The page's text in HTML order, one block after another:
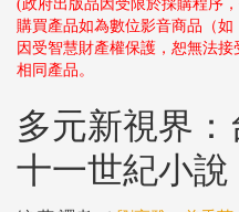
(政府出版品因受限於採購程序
購買產品如為數位影音商品（如
因受智慧財產權保護，恕無法
相同產品。
多元新視界
十一世紀小說